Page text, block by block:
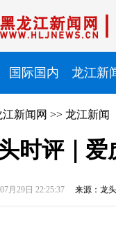
国际国内 龙江新
新闻网 >> 龙江新闻
时评｜
月29日 22:25:37 来源：龙